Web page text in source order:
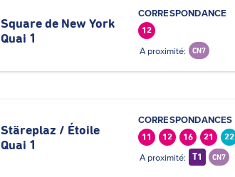
Square de New York
Quai 1
CORRESPONDANCE
12
A proximité: CN7
Stäreplaz / Étoile
Quai 1
CORRESPONDANCES
11 12 16 21 22
A proximité: T1 CN7